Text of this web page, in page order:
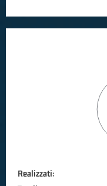
Realizzati: